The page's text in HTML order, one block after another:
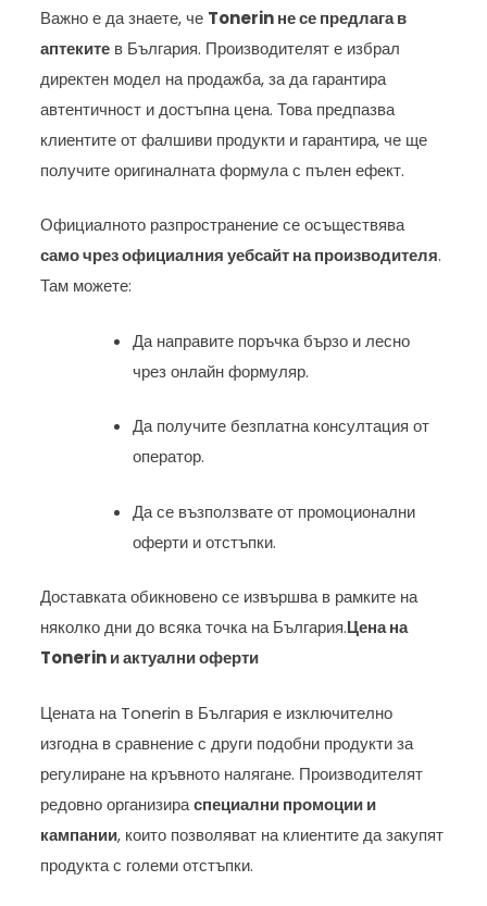
Важно е да знаете, че Tonerin не се предлага в
аптеките в България. Производителят е избрал
директен модел на продажба, за да гарантира
автентичност и достъпна цена. Това предпазва
клиентите от фалшиви продукти и гарантира, че ще
получите оригиналната формула с пълен ефект.
Официалното разпространение се осъществява
само чрез официалния уебсайт на производителя.
Там можете:
Да направите поръчка бързо и лесно
чрез онлайн формуляр.
Да получите безплатна консултация от
оператор.
Да се възползвате от промоционални
оферти и отстъпки.
Доставката обикновено се извършва в рамките на
няколко дни до всяка точка на България.Цена на
Tonerin и актуални оферти
Цената на Tonerin в България е изключително
изгодна в сравнение с други подобни продукти за
регулиране на кръвното налягане. Производителят
редовно организираспециални промоции и
кампании, които позволяват на клиентите да закупят
продукта с големи отстъпки.